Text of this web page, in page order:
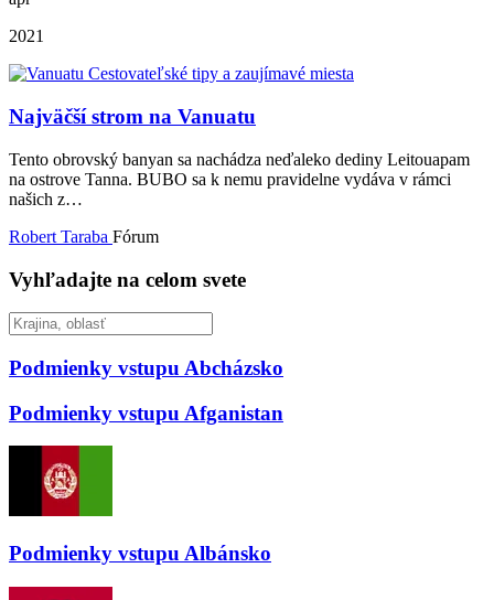
2021
Najväčší strom na Vanuatu
Tento obrovský banyan sa nachádza neďaleko dediny Leitouapam
na ostrove Tanna. BUBO sa k nemu pravidelne vydáva v rámci
našich z…
Robert Taraba Fórum
Vyhľadajte na celom svete
Podmienky vstupu Abcházsko
Podmienky vstupu Afganistan
Podmienky vstupu Albánsko